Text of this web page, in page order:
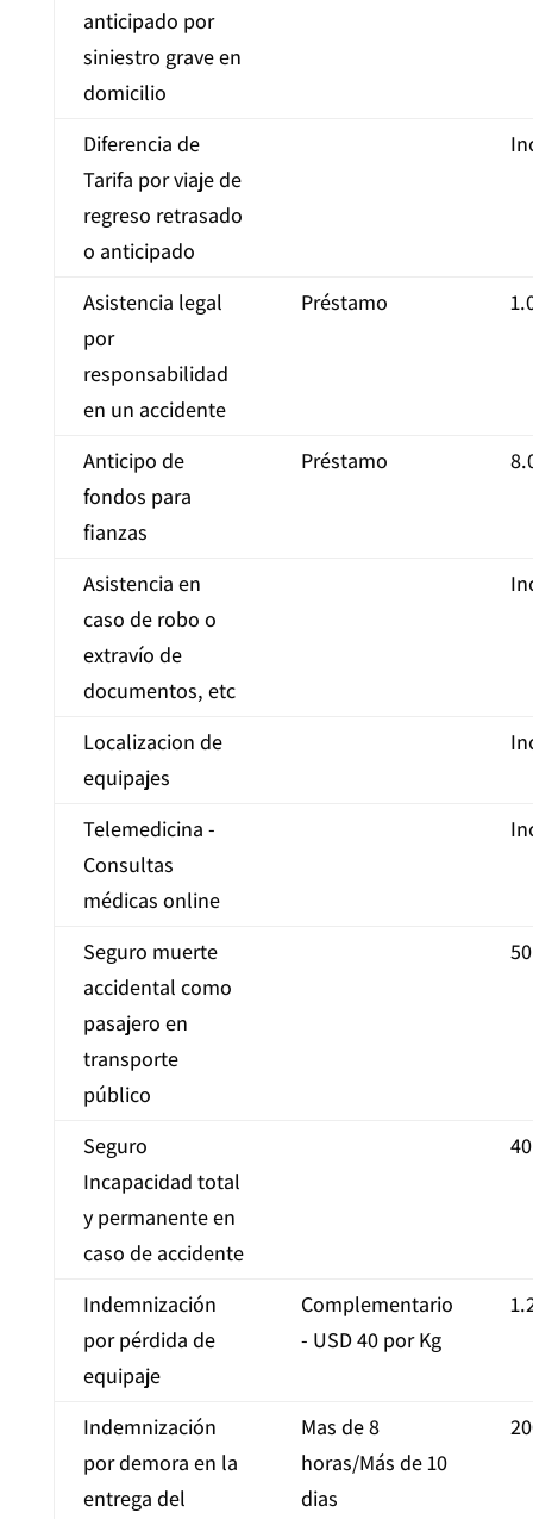
anticipado por
siniestro grave en
domicilio
Diferencia de
Tarifa por viaje de
regreso retrasado
o anticipado
Asistencia legal
por
responsabilidad
en un accidente
Préstamo
Anticipo de
fondos para
fianzas
Préstamo
Asistencia en
caso de robo o
extravío de
documentos, etc
Localizacion de
equipajes
Telemedicina -
Consultas
médicas online
Seguro muerte
accidental como
pasajero en
transporte
público
Seguro
Incapacidad total
y permanente en
caso de accidente
Indemnización
por pérdida de
equipaje
Complementario
- USD 40 por Kg
Indemnización
por demora en la
entrega del
Mas de 8
horas/Más de 10
dias